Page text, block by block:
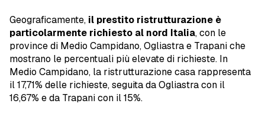
Geograficamente, il prestito ristrutturazione è
particolarmente richiesto al nord Italia, con le
province di Medio Campidano, Ogliastra e Trapani che
mostrano le percentuali più elevate di richieste. In
Medio Campidano, la ristrutturazione casa rappresenta
il 17,71% delle richieste, seguita da Ogliastra con il
16,67% e da Trapani con il 15%.